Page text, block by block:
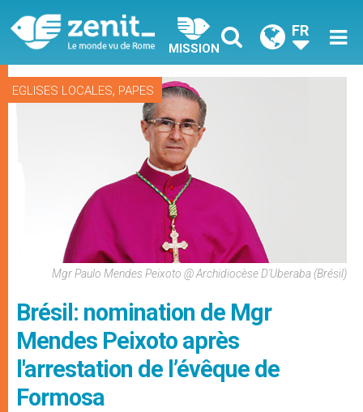
MISSION
FR
EGLISES LOCALES, PAPES
Mgr Paulo Mendes Peixoto @ Archidiocèse D'Uberaba (Brésil)
Brésil: nomination de Mgr
Mendes Peixoto après
l'arrestation de l’évêque de
Formosa